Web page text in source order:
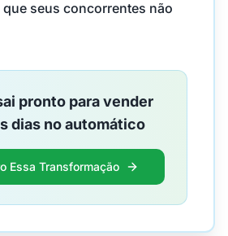
que seus concorrentes não
pronto para vender
dias no automático
Essa Transformação